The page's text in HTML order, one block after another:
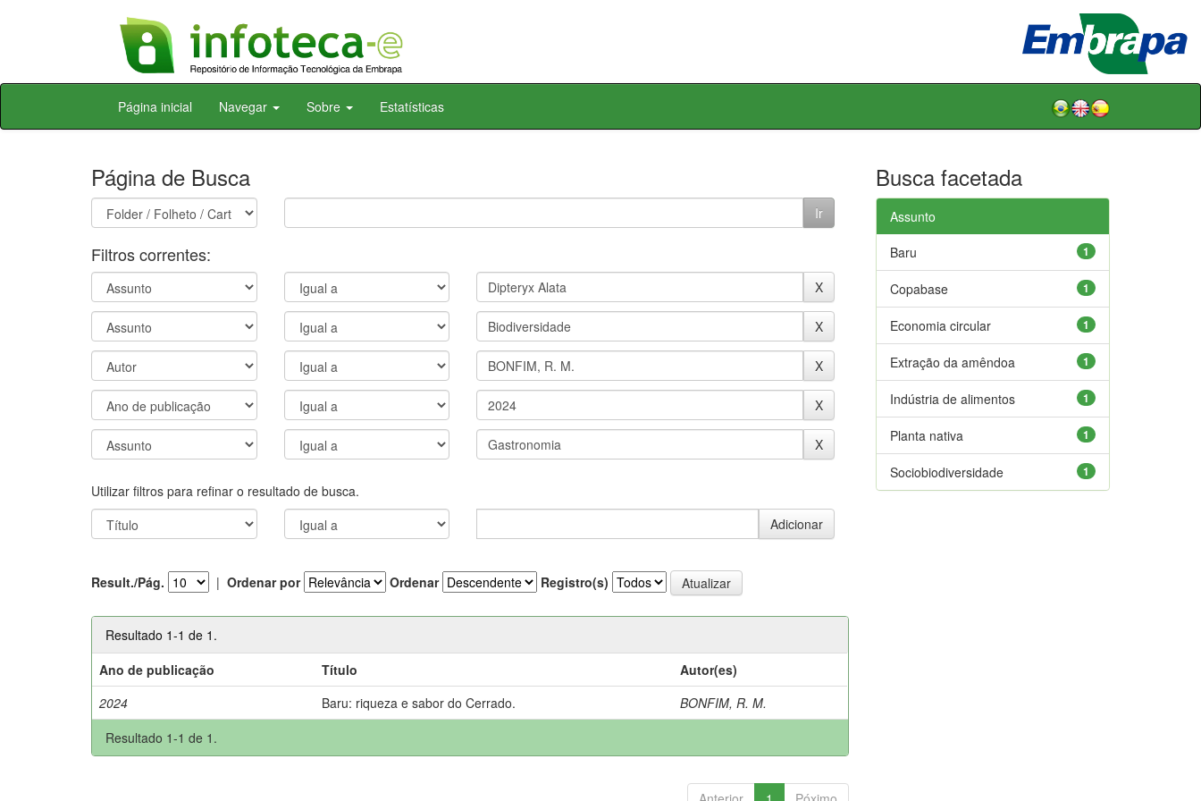
Skip
Página inicial Navegar Sobre Estatísticas
Página de Busca
Filtros correntes:
Utilizar filtros para refinar o resultado de busca.
Result./Pág. | Ordenar por Ordenar Registro(s)
Resultado 1-1 de 1.
Ano de publicação
Título
Autor(es)
2024
Baru: riqueza e sabor do Cerrado.
BONFIM, R. M.
Resultado 1-1 de 1.
Busca facetada
Assunto
1
Baru
1
Copabase
1
Economia circular
1
Extração da amêndoa
1
Indústria de alimentos
1
Planta nativa
1
Sociobiodiversidade